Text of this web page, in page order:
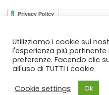
Copyright © 2026 byUnione
Developed byCentro
Utilizziamo i cookie sul
l'esperienza più
preferenze. Facendo clic
all'uso di TUTTI i cookie.
Cookie settings
Ok